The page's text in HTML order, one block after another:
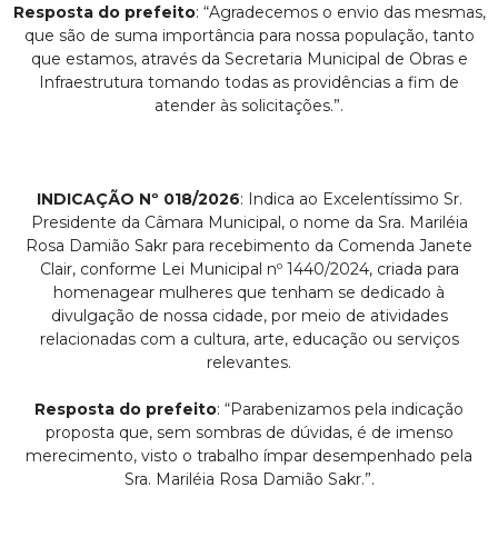
Resposta do prefeito: “Agradecemos o envio das mesmas,
que são de suma importância para nossa população, tanto
que estamos, através da Secretaria Municipal de Obras e
Infraestrutura tomando todas as providências a fim de
atender às solicitações.”.
INDICAÇÃO Nº 018/2026: Indica ao Excelentíssimo Sr.
Presidente da Câmara Municipal, o nome da Sra. Mariléia
Rosa Damião Sakr para recebimento da Comenda Janete
Clair, conforme Lei Municipal nº 1440/2024, criada para
homenagear mulheres que tenham se dedicado à
divulgação de nossa cidade, por meio de atividades
relacionadas com a cultura, arte, educação ou serviços
relevantes.
Resposta do prefeito: “Parabenizamos pela indicação
proposta que, sem sombras de dúvidas, é de imenso
merecimento, visto o trabalho ímpar desempenhado pela
Sra. Mariléia Rosa Damião Sakr.”.